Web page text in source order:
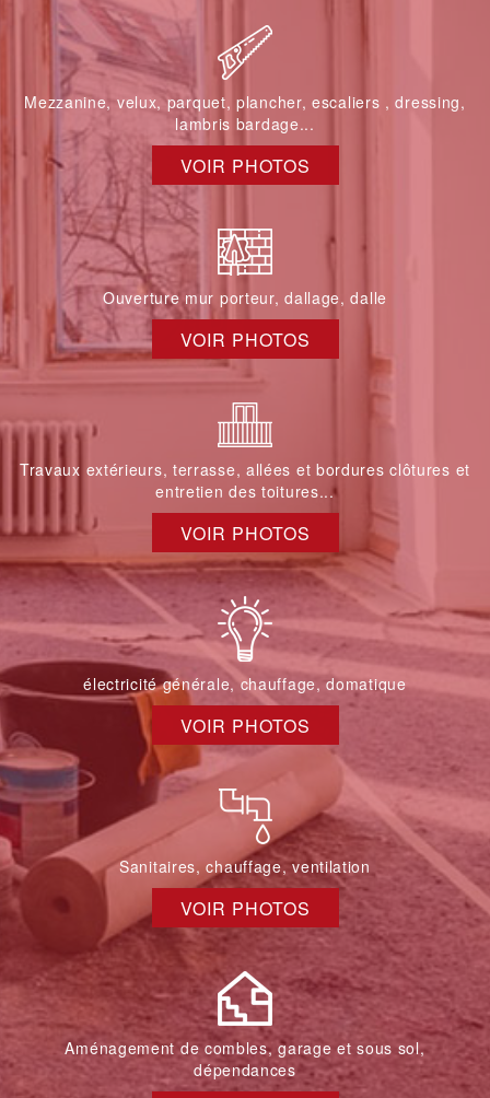
Mezzanine, velux, parquet, plancher, escaliers , dressing,
lambris bardage...
VOIR PHOTOS
Ouverture mur porteur, dallage, dalle
VOIR PHOTOS
Travaux extérieurs, terrasse, allées et bordures clôtures et
entretien des toitures...
VOIR PHOTOS
électricité générale, chauffage, domatique
VOIR PHOTOS
Sanitaires, chauffage, ventilation
VOIR PHOTOS
Aménagement de combles, garage et sous sol,
dépendances